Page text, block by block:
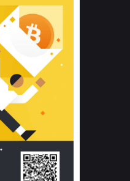
điều kiện
có thể tìm hiểu
học về tác
môi trường
khỏe con
(External
diện hơn.
lựa chọn
cấp cho phòng
ga gối đệm
về thẩm mỹ lẫn
dùng cần cân
chí quan trọng